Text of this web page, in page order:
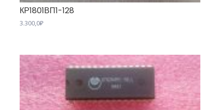
КР1801ВП1-128
3.300,0₽